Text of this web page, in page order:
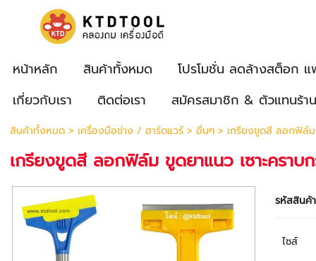
หน้าหลัก สินค้าทั้งหมด โปรโมชั่น ลดล้างสต็อก แ
เกี่ยวกับเรา
ติดต่อเรา สมัครสมาชิก & ตัวแทนร้าน
สินค้าทั้งหมด> เครื่องมือช่าง / ฮาร์ดแวร์> อื่นๆ > เกรียงขูดสี ลอกฟิล์ม
เกรียงขูดสี ลอกฟิล์ม ขูดยาแนว เซาะครา
รหัสสินค้
ไซส์